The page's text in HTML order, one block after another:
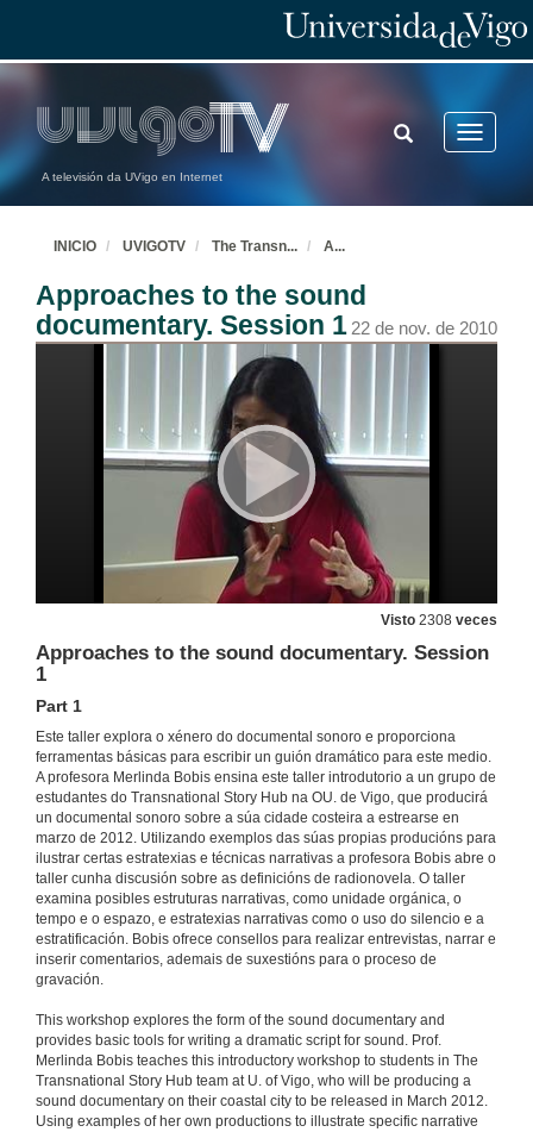
A televisión da UVigo en Internet
Toggle
TOGGLE
SEARCH
INICIO UVIGOTV The Transn... A...
Approaches to the sound
documentary. Session 1 22 de nov. de 2010
Visto 2308 veces
Approaches to the sound documentary. Session
1
Part 1
Este taller explora o xénero do documental sonoro e proporciona
ferramentas básicas para escribir un guión dramático para este medio.
A profesora Merlinda Bobis ensina este taller introdutorio a un grupo de
estudantes do Transnational Story Hub na OU. de Vigo, que producirá
un documental sonoro sobre a súa cidade costeira a estrearse en
marzo de 2012. Utilizando exemplos das súas propias producións para
ilustrar certas estratexias e técnicas narrativas a profesora Bobis abre o
taller cunha discusión sobre as definicións de radionovela. O taller
examina posibles estruturas narrativas, como unidade orgánica, o
tempo e o espazo, e estratexias narrativas como o uso do silencio e a
estratificación. Bobis ofrece consellos para realizar entrevistas, narrar e
inserir comentarios, ademais de suxestións para o proceso de
gravación.
This workshop explores the form of the sound documentary and
provides basic tools for writing a dramatic script for sound. Prof.
Merlinda Bobis teaches this introductory workshop to students in The
Transnational Story Hub team at U. of Vigo, who will be producing a
sound documentary on their coastal city to be released in March 2012.
Using examples of her own productions to illustrate specific narrative